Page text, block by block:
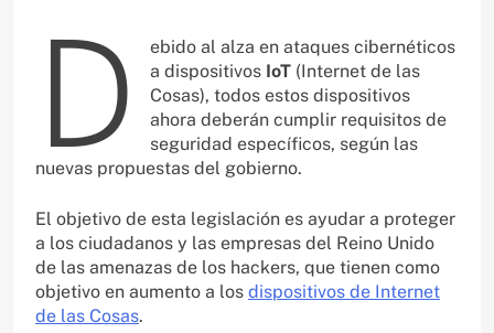
D
ebido al alza en ataques cibernéticos
a dispositivos IoT (Internet de las
Cosas), todos estos dispositivos
ahora deberán cumplir requisitos de
seguridad específicos, según las
nuevas propuestas del gobierno.
El objetivo de esta legislación es ayudar a proteger
a los ciudadanos y las empresas del Reino Unido
de las amenazas de los hackers, que tienen como
objetivo en aumento a los dispositivos de Internet
de las Cosas.